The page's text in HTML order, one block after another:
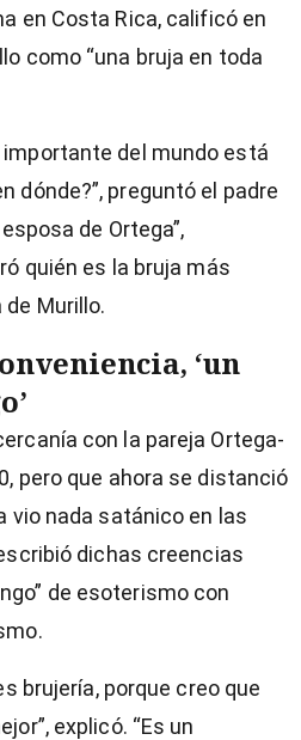
en Costa Rica, calificó en
como “una bruja en toda
importante del mundo está
dónde?”, preguntó el padre
de Ortega”,
quién es la bruja más
Murillo.
‘un
con la pareja Ortega-
pero que ahora se distanció
vio nada satánico en las
dichas creencias
de esoterismo con
brujería, porque creo que
explicó. “Es un